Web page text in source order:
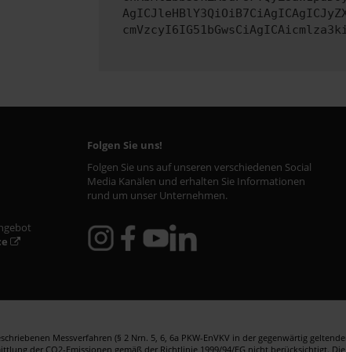
Folgen Sie uns!
Folgen Sie uns auf unseren verschiedenen Social
Media Kanälen und erhalten Sie Informationen
rund um unser Unternehmen.
Messverfahren (§ 2 Nrn. 5, 6, 6a PKW-EnVKV in der gegenwärtig
der CO2-Emissionen gemäß der Richtlinie 1999/94/EG nicht berücksichtigt.